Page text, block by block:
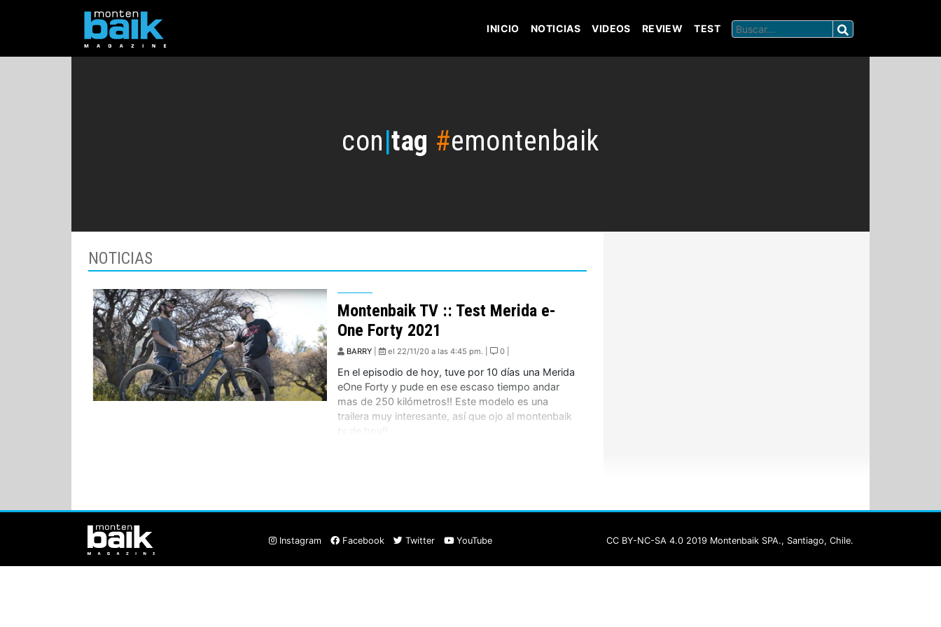
INICIO NOTICIAS VIDEOS REVIEW TEST
con|tag #emontenbaik
NOTICIAS
Montenbaik TV :: Test Merida e-
One Forty 2021
BARRY el 22/11/20 a las 4:45 pm. | 0 |
En el episodio de hoy, tuve por 10 días una Merida
eOne Forty y pude en ese escaso tiempo andar
mas de 250 kilómetros!! Este modelo es una
trailera muy interesante, así que ojo al montenbaik
tv de hoy!!
Instagram Facebook Twitter YouTube CC BY-NC-SA 4.0 2019 Montenbaik SPA., Santiago, Chile.